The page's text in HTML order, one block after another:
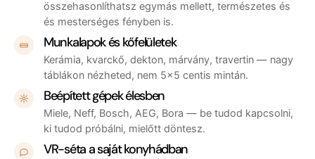
összehasonlíthatsz egymás mellett, természetes és
és mesterséges fényben is.
Munkalapok és kőfelületek
Kerámia, kvarckő, dekton, márvány, travertin — nagy
táblákon nézheted, nem 5×5 centis mintán.
Beépített gépek élesben
Miele, Neff, Bosch, AEG, Bora — be tudod kapcsolni,
ki tudod próbálni, mielőtt döntesz.
VR-séta a saját konyhádban